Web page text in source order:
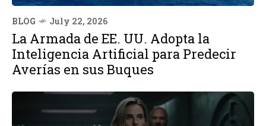
BLOG July 22, 2026
La Armada de EE. UU. Adopta la
Inteligencia Artificial para Predecir
Averías en sus Buques